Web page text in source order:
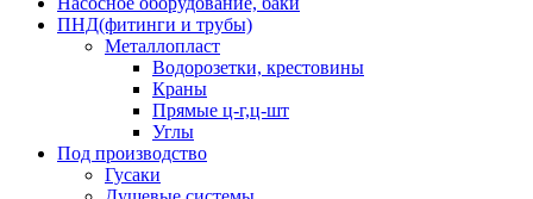
ПНД(фитинги и трубы)
Металлопласт
Водорозетки, крестовины
Краны
Прямые ц-г,ц-шт
Углы
Под производство
Гусаки